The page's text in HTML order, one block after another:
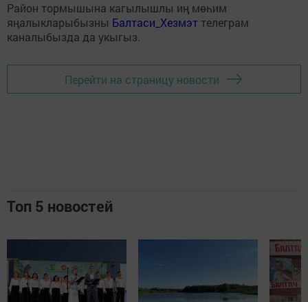
Район тормышына кагылышлы иң мөһим
яңалыкларыбызны Балтаси_Хезмэт телеграм
каналыбызда да укыгыз.
Перейти на страницу новости
Топ 5 новостей